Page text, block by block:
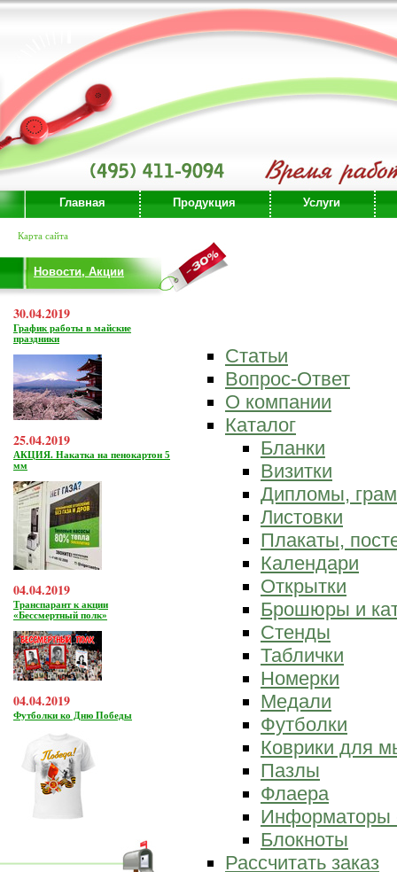
Главная Продукция Услуги
Карта сайта
Новости, Акции
30.04.2019
График работы в майские
праздники
25.04.2019
АКЦИЯ. Накатка на пенокартон 5
мм
04.04.2019
Транспарант к акции
«Бессмертный полк»
04.04.2019
Футболки ко Дню Победы
Статьи
Вопрос-Ответ
О компании
Каталог
Бланки
Визитки
Дипломы,
Листовки
Плакаты,
Календари
Открытки
Брошюры и
Стенды
Таблички
Номерки
Медали
Футболки
Коврики для
Пазлы
Флаера
Информаторы
Блокноты
Рассчитать заказ